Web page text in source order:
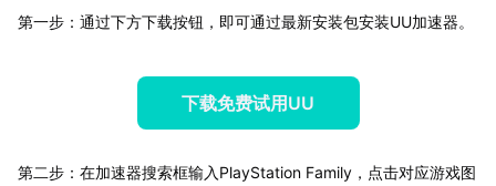
第一步：通过下方下载按钮，即可通过最新安装包安装UU加速器。
下载免费试用UU
第二步：在加速器搜索框输入PlayStation Family，点击对应游戏图